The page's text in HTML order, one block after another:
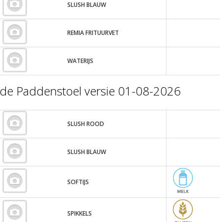
SLUSH BLAUW
REMIA FRITUURVET
WATERIJS
de Paddenstoel versie 01-08-2026
SLUSH ROOD
SLUSH BLAUW
SOFTIJS
SPIKKELS